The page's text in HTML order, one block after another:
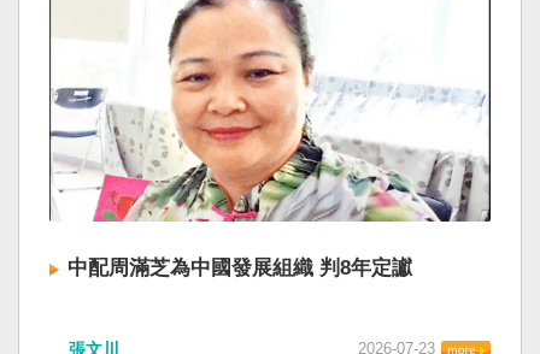
中配周滿芝為中國發展組織 判8年定讞
張文川 2026-07-23